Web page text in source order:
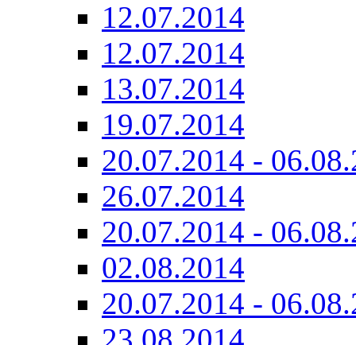
12.07.2014
12.07.2014
13.07.2014
19.07.2014
20.07.2014 -
26.07.2014
20.07.2014 -
02.08.2014
20.07.2014 -